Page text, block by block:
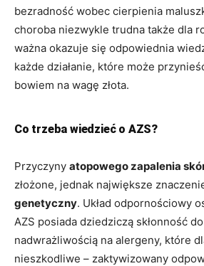
bezradność wobec cierpienia
choroba niezwykle trudna także dla
ważna okazuje się odpowiednia
każde działanie, które może
bowiem na wagę złota.
Co trzeba wiedzieć o AZS?
Przyczyny atopowego zapalenia
złożone, jednak największe
genetyczny. Układ odpornościowy
AZS posiada dziedziczą skłonność
nadwrażliwością na alergeny, które
nieszkodliwe – zaktywizowany